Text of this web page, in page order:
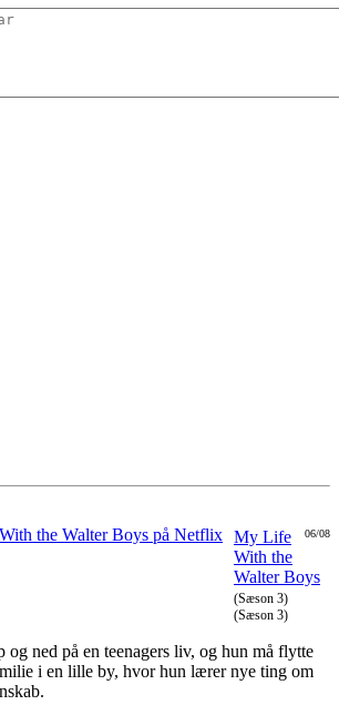
06/08
My Life
With the
Walter Boys
(Sæson 3)
(Sæson 3)
og ned på en teenagers liv, og hun må flytte
i en lille by, hvor hun lærer nye ting om